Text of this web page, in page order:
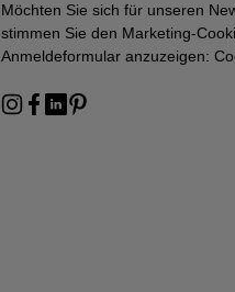
Möchten Sie sich für unseren
stimmen Sie den Marketing-
Anmeldeformular anzuzeigen: